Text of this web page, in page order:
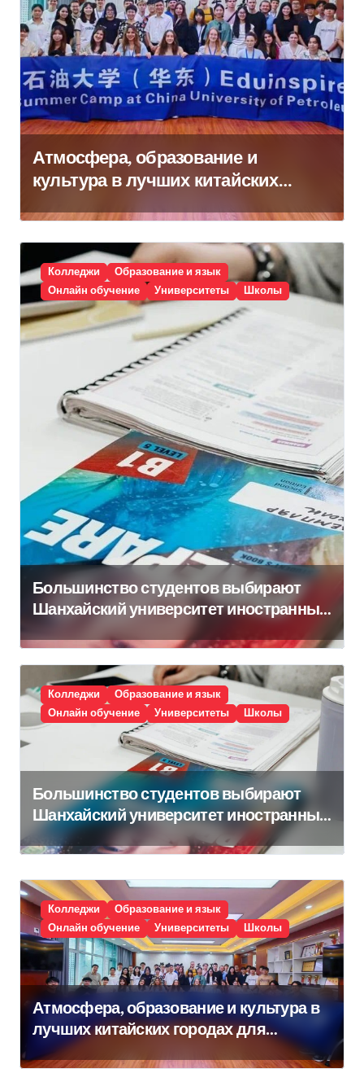
Мечты о будущем начинаются с
китайского образования
Колледжи
Образование и язык
Онлайн обучение
Университеты Школы
Большинство студентов выбирают
Шанхайский университет иностранных
языков
Колледжи
Образование и язык
Онлайн обучение
Университеты Школы
Большинство студентов выбирают
Шанхайский университет иностранных
языков
Колледжи
Образование и язык
Онлайн обучение
Университеты Школы
Атмосфера, образование и культура в
лучших китайских городах для
студентов